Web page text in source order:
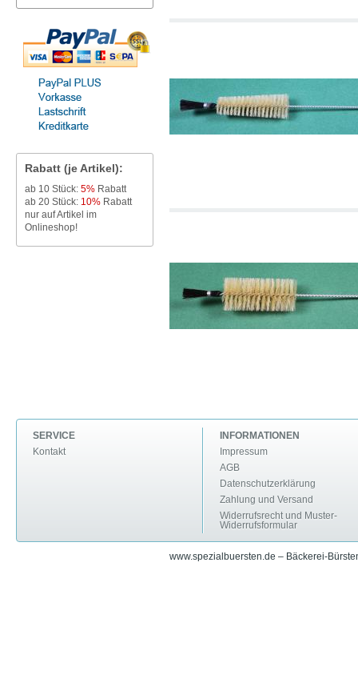
Rabatt (je Artikel):
ab 10 Stück: 5% Rabatt
ab 20 Stück: 10% Rabatt
nur auf Artikel im
Onlineshop!
SERVICE
Kontakt
INFORMATIONEN
Impressum
AGB
Datenschutzerklärung
Zahlung und Versand
Widerrufsrecht und Muster-
Widerrufsformular
www.spezialbuersten.de – Bäckerei-